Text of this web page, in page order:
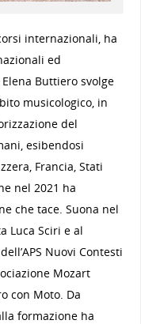
internazionali, ha
ed
Buttiero svolge
musicologico, in
del
esibendosi
Francia, Stati
nel 2021 ha
che tace. Suona nel
Luca Sciri e al
Nuovi Contesti
Mozart
con Moto. Da
formazione ha